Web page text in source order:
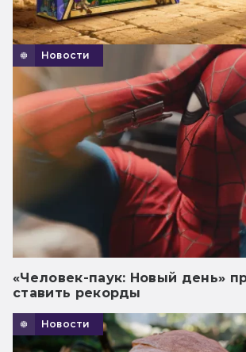
Новости
«Человек-паук: Новый день»
ставить рекорды
Новости